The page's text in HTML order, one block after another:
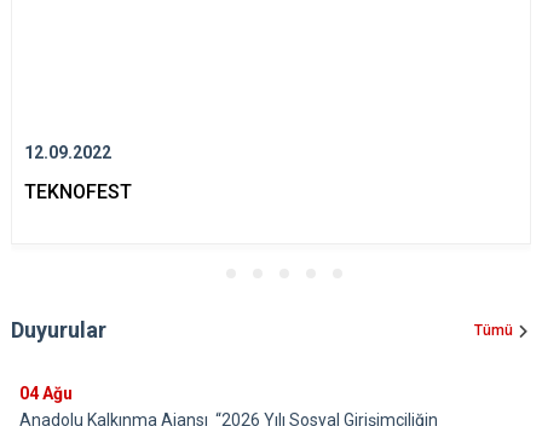
12.09.2022
TEKNOFEST
Duyurular Tümü
04Ağu
Anadolu Kalkınma Ajansı “2026 Yılı Sosyal Girişimciliğin